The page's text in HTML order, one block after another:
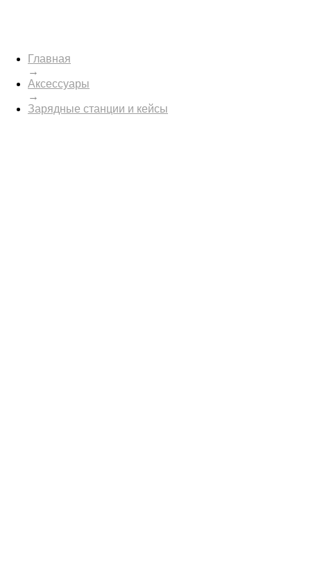
Главная
→
Аксессуары
→
Зарядные станции и кейсы